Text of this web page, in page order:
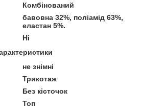
Комбінований
бавовна 32%, поліамід 63%,
еластан 5%.
Ні
не знімні
Трикотаж
Без кісточок
Топ